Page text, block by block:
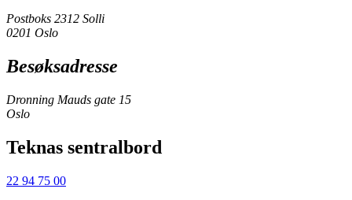
Postboks 2312 Solli
0201 Oslo
Besøksadresse
Dronning Mauds gate 15
Oslo
Teknas sentralbord
22 94 75 00